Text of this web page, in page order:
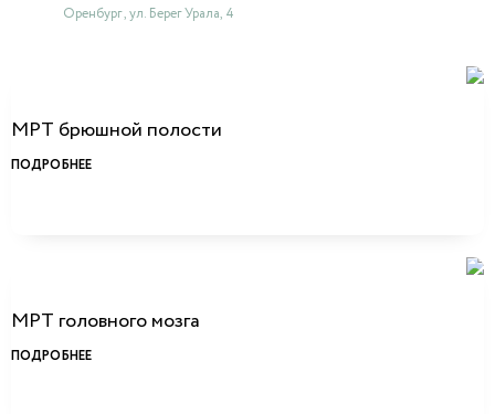
Оренбург , ул. Берег Урала, 4
МРТ брюшной полости
ПОДРОБНЕЕ
МРТ головного мозга
ПОДРОБНЕЕ